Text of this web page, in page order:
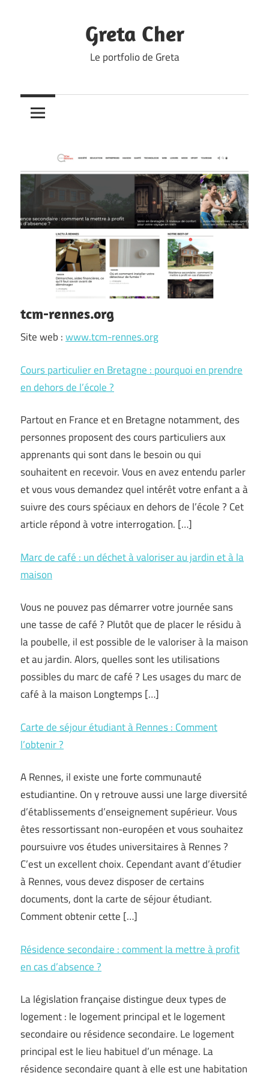
Greta Cher
Le portfolio de Greta
tcm-rennes.org
Site web :www.tcm-rennes.org
Cours particulier en Bretagne : pourquoi en prendre
en dehors de l’école ?
Partout en France et en Bretagne notamment, des
personnes proposent des cours particuliers aux
apprenants qui sont dans le besoin ou qui
souhaitent en recevoir. Vous en avez entendu parler
et vous vous demandez quel intérêt votre enfant a à
suivre des cours spéciaux en dehors de l’école ? Cet
article répond à votre interrogation. […]
Marc de café : un déchet à valoriser au jardin et à la
maison
Vous ne pouvez pas démarrer votre journée sans
une tasse de café ? Plutôt que de placer le résidu à
la poubelle, il est possible de le valoriser à la maison
et au jardin. Alors, quelles sont les utilisations
possibles du marc de café ? Les usages du marc de
café à la maison Longtemps […]
Carte de séjour étudiant à Rennes : Comment
l’obtenir ?
A Rennes, il existe une forte communauté
estudiantine. On y retrouve aussi une large diversité
d’établissements d’enseignement supérieur. Vous
êtes ressortissant non-européen et vous souhaitez
poursuivre vos études universitaires à Rennes ?
C’est un excellent choix. Cependant avant d’étudier
à Rennes, vous devez disposer de certains
documents, dont la carte de séjour étudiant.
Comment obtenir cette […]
Résidence secondaire : comment la mettre à profit
en cas d’absence ?
La législation française distingue deux types de
logement : le logement principal et le logement
secondaire ou résidence secondaire. Le logement
principal est le lieu habituel d’un ménage. La
résidence secondaire quant à elle est une habitation